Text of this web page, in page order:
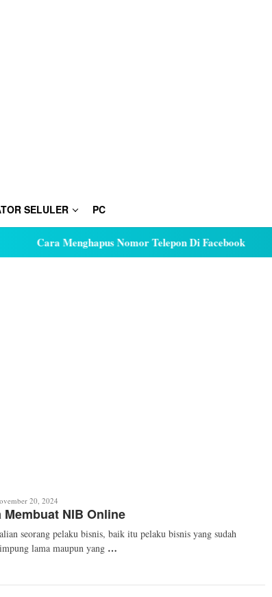
SELULER PC
Cara Menghapus Nomor Telepon Di Facebook
20, 2024
Membuat NIB Online
seorang pelaku bisnis, baik itu pelaku bisnis yang sudah
lama maupun yang …